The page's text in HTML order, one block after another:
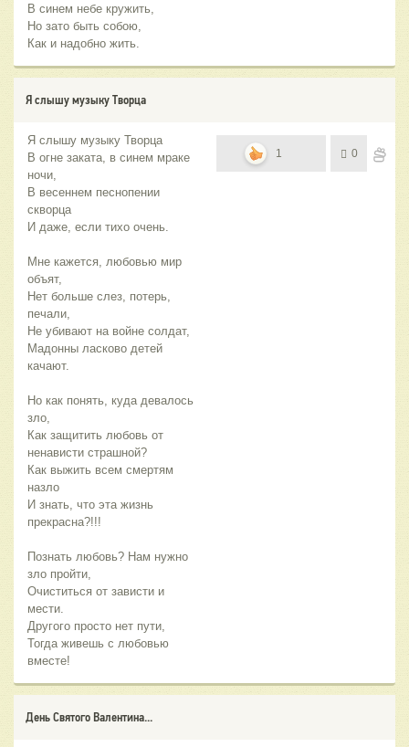
В синем небе кружить,
Но зато быть собою,
Как и надобно жить.
Я слышу музыку Творца
Я слышу музыку Творца
В огне заката, в синем мраке
ночи,
В весеннем песнопении
скворца
И даже, если тихо очень.
Мне кажется, любовью мир
объят,
Нет больше слез, потерь,
печали,
Не убивают на войне солдат,
Мадонны ласково детей
качают.
Но как понять, куда девалось
зло,
Как защитить любовь от
ненависти страшной?
Как выжить всем смертям
назло
И знать, что эта жизнь
прекрасна?!!!
Познать любовь? Нам нужно
зло пройти,
Очиститься от зависти и
мести.
Другого просто нет пути,
Тогда живешь с любовью
вместе!
1 0
День Святого Валентина...